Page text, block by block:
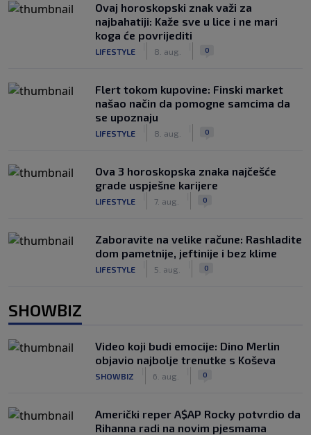
Ovaj horoskopski znak važi za
najbahatiji: Kaže sve u lice i ne mari
koga će povrijediti
LIFESTYLE 8. aug. 0
Flert tokom kupovine: Finski market
našao način da pomogne samcima da
se upoznaju
LIFESTYLE 8. aug. 0
Ova 3 horoskopska znaka najčešće
grade uspješne karijere
LIFESTYLE 7. aug. 0
Zaboravite na velike račune: Rashladite
dom pametnije, jeftinije i bez klime
LIFESTYLE 5. aug. 0
SHOWBIZ
Video koji budi emocije: Dino Merlin
objavio najbolje trenutke s Koševa
SHOWBIZ 6. aug. 0
Američki reper A$AP Rocky potvrdio da
Rihanna radi na novim pjesmama